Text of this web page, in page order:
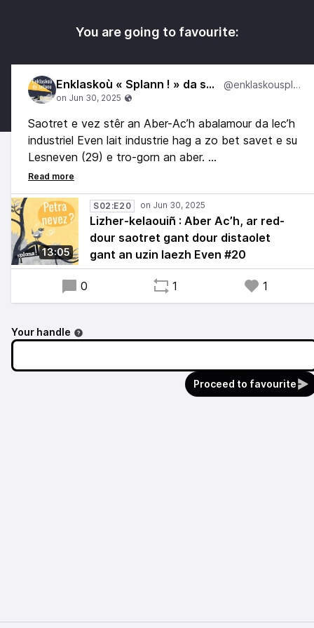
You are going to favourite:
Enklaskoù « Splann ! » da selaou @enklaskousplann
Saotret e vez stêr an Aber-Ac’h abalamour da lec’h
industriel Even lait industrie hag a zo bet savet e su
Lesneven (29) e tro-gorn an aber.
E Miz Even 2024 e oa ar wech diwezhañ daoust
d’an evezhioù hag a zo bet graet meur a wech. Da
heul eo chomet a-sav ar produiñ a zour mat da
evañ gant sindikad kemmesk Gorre-Leon e-pad
daou zevezh.
13:05
S02:E20
Lizher-kelaouiñ : Aber Ac’h, ar red-
dour saotret gant dour distaolet
gant an uzin laezh Even #20
0 1 1
Your handle
Proceed to favourite